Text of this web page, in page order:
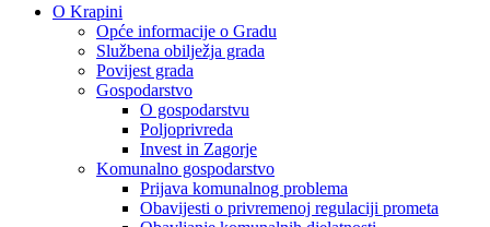
O Krapini
Opće informacije o Gradu
Službena obilježja grada
Povijest grada
Gospodarstvo
O gospodarstvu
Poljoprivreda
Invest in Zagorje
Komunalno gospodarstvo
Prijava komunalnog problema
Obavijesti o privremenoj regulaciji prometa